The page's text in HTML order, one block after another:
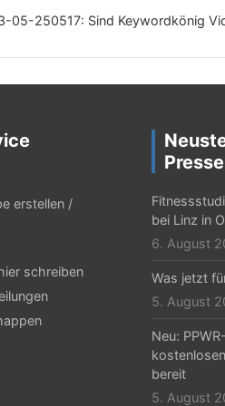
05-250517: Sind Keywordkönig
erstellen /
schreiben
bei Linz in
6. August
Was jetzt
5. August
Neu:
bereit
5. August